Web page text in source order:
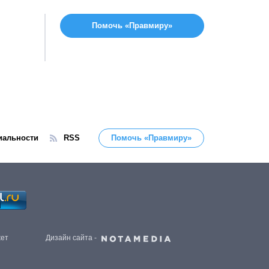
Помочь «Правмиру»
RSS Помочь «Правмиру»
Дизайн сайта -